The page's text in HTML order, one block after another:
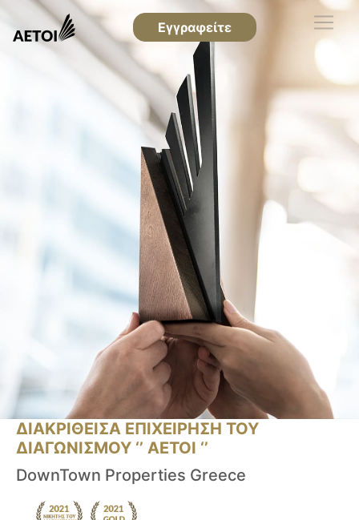
Εγγραφείτε
ΔΙΑΚΡΙΘΕΙΣΑ ΕΠΙΧΕΙΡΗΣΗ ΤΟΥ
ΔΙΑΓΩΝΙΣΜΟΥ ‘’ ΑΕΤΟΙ ‘’
DownTown Properties Greece